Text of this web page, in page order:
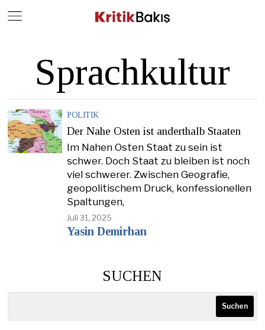
Sprachkultur
POLITIK
Der Nahe Osten ist anderthalb Staaten
Im Nahen Osten Staat zu sein ist
schwer. Doch Staat zu bleiben ist noch
viel schwerer. Zwischen Geografie,
geopolitischem Druck, konfessionellen
Spaltungen,
Juli 31, 2025
Yasin Demirhan
SUCHEN
Suchen